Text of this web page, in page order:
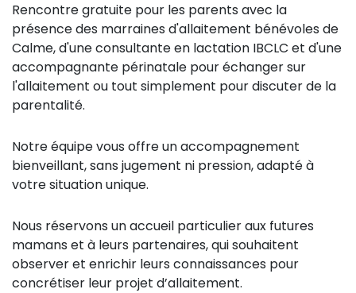
Rencontre gratuite pour les parents avec la
présence des marraines d'allaitement bénévoles de
Calme, d'une consultante en lactation IBCLC et d'une
accompagnante périnatale pour échanger sur
l'allaitement ou tout simplement pour discuter de la
parentalité.
Notre équipe vous offre un accompagnement
bienveillant, sans jugement ni pression, adapté à
votre situation unique.
Nous réservons un accueil particulier aux futures
mamans et à leurs partenaires, qui souhaitent
observer et enrichir leurs connaissances pour
concrétiser leur projet d’allaitement.